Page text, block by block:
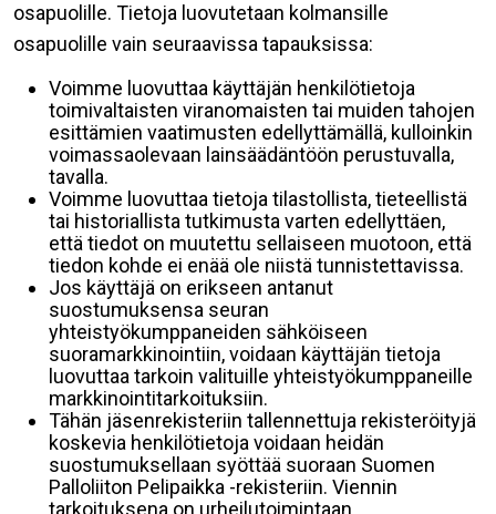
osapuolille. Tietoja luovutetaan kolmansille
osapuolille vain seuraavissa tapauksissa:
Voimme luovuttaa käyttäjän henkilötietoja
toimivaltaisten viranomaisten tai muiden tahojen
esittämien vaatimusten edellyttämällä, kulloinkin
voimassaolevaan lainsäädäntöön perustuvalla,
tavalla.
Voimme luovuttaa tietoja tilastollista, tieteellistä
tai historiallista tutkimusta varten edellyttäen,
että tiedot on muutettu sellaiseen muotoon, että
tiedon kohde ei enää ole niistä tunnistettavissa.
Jos käyttäjä on erikseen antanut
suostumuksensa seuran
yhteistyökumppaneiden sähköiseen
suoramarkkinointiin, voidaan käyttäjän tietoja
luovuttaa tarkoin valituille yhteistyökumppaneille
markkinointitarkoituksiin.
Tähän jäsenrekisteriin tallennettuja rekisteröityjä
koskevia henkilötietoja voidaan heidän
suostumuksellaan syöttää suoraan Suomen
Palloliiton Pelipaikka -rekisteriin. Viennin
tarkoituksena on urheilutoimintaan